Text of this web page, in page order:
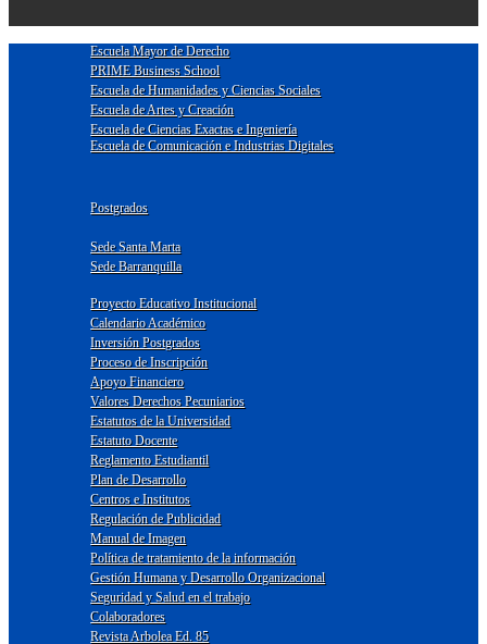
Escuela Mayor de Derecho
PRIME Business School
Escuela de Humanidades y Ciencias Sociales
Escuela de Artes y Creación
Escuela de Ciencias Exactas e Ingeniería
Escuela de Comunicación e Industrias Digitales
Postgrados
Sede Santa Marta
Sede Barranquilla
Proyecto Educativo Institucional
Calendario Académico
Inversión Postgrados
Proceso de Inscripción
Apoyo Financiero
Valores Derechos Pecuniarios
Estatutos de la Universidad
Estatuto Docente
Reglamento Estudiantil
Plan de Desarrollo
Centros e Institutos
Regulación de Publicidad
Manual de Imagen
Política de tratamiento de la información
Gestión Humana y Desarrollo Organizacional
Seguridad y Salud en el trabajo
Colaboradores
Revista Arbolea Ed. 85